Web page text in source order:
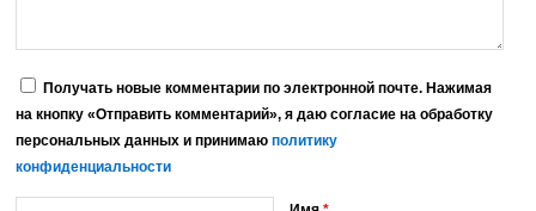
Получать новые комментарии по электронной почте. Нажимая
на кнопку «Отправить комментарий», я даю согласие на обработку
персональных данных и принимаюполитику
конфиденциальности